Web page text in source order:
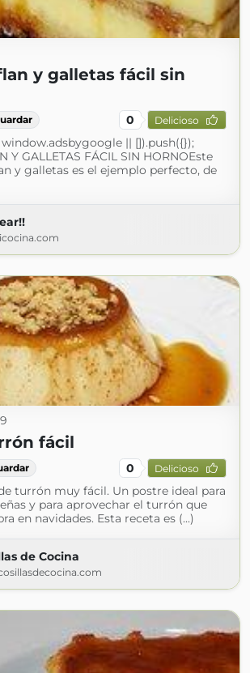
y galletas fácil sin
0 Delicioso
|| []).push({});
Y GALLETAS FÁCIL SIN HORNOEste
y galletas es el ejemplo perfecto, de
fácil
0 Delicioso
turrón muy fácil. Un postre ideal para
y para aprovechar el turrón que
en navidades. Esta receta es (...)
de Cocina